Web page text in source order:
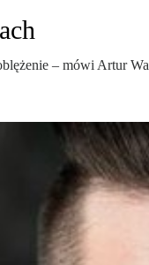
– mówi Artur